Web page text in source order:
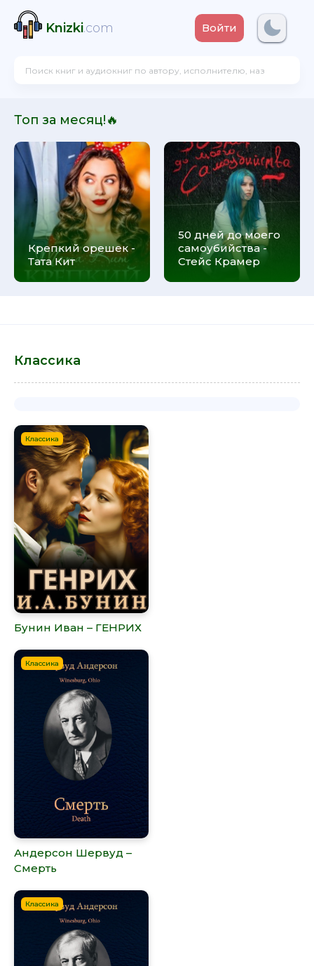
Knizki.com Войти
Топ за месяц!🔥
Крепкий орешек -
Тата Кит
50 дней до моего
самоубийства -
Стейс Крамер
Классика
Классика
Бунин Иван – ГЕНРИХ
Классика
Андерсон Шервуд –
Смерть
Классика